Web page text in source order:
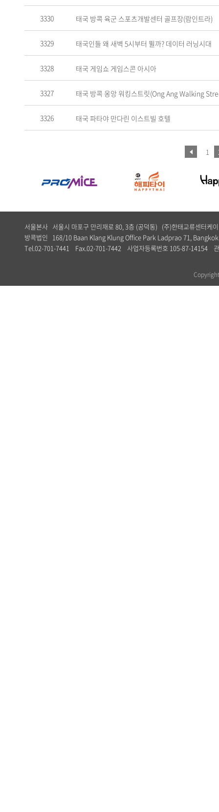
3330 태국 방콕 육군 스포츠개발센터 골프장(람인트라)
3329 태국인들 왜 새벽 5시부터 뛸까? 데이터 러닝시대
3328 태국 게임쇼 게임스콘 아시아
3327 태국 방콕 옹앙 워킹스트릿(Ong Ang Walking
3326 태국 파타야 만다린 이스트빌 호텔
1
서울본사 서울시 마포구 만리재로 80, 3층 (공덕동) (주)한태교류센터케
방콕법인 168/10 Baan Klang Klung Office Park Ladprao 71,
Tel.02-701-7441 Fax.02-701-7442 사업자등록번호 105-87-14154